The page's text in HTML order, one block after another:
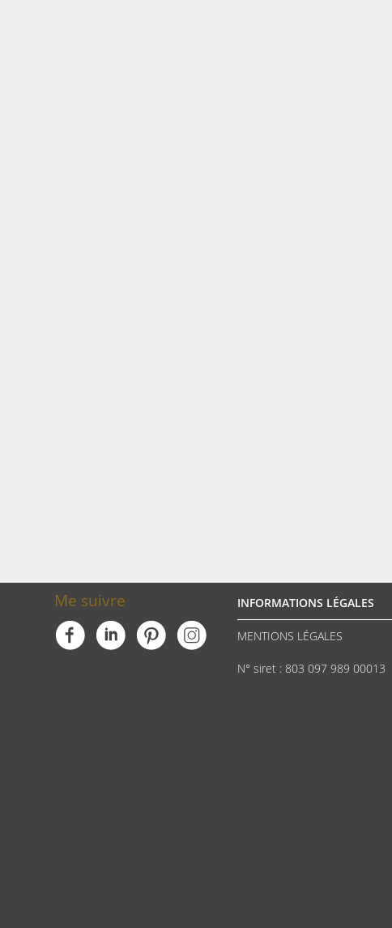
Me suivre INFORMATIONS LÉGALES
MENTIONS LÉGALES
N° siret : 803 097 989 00013